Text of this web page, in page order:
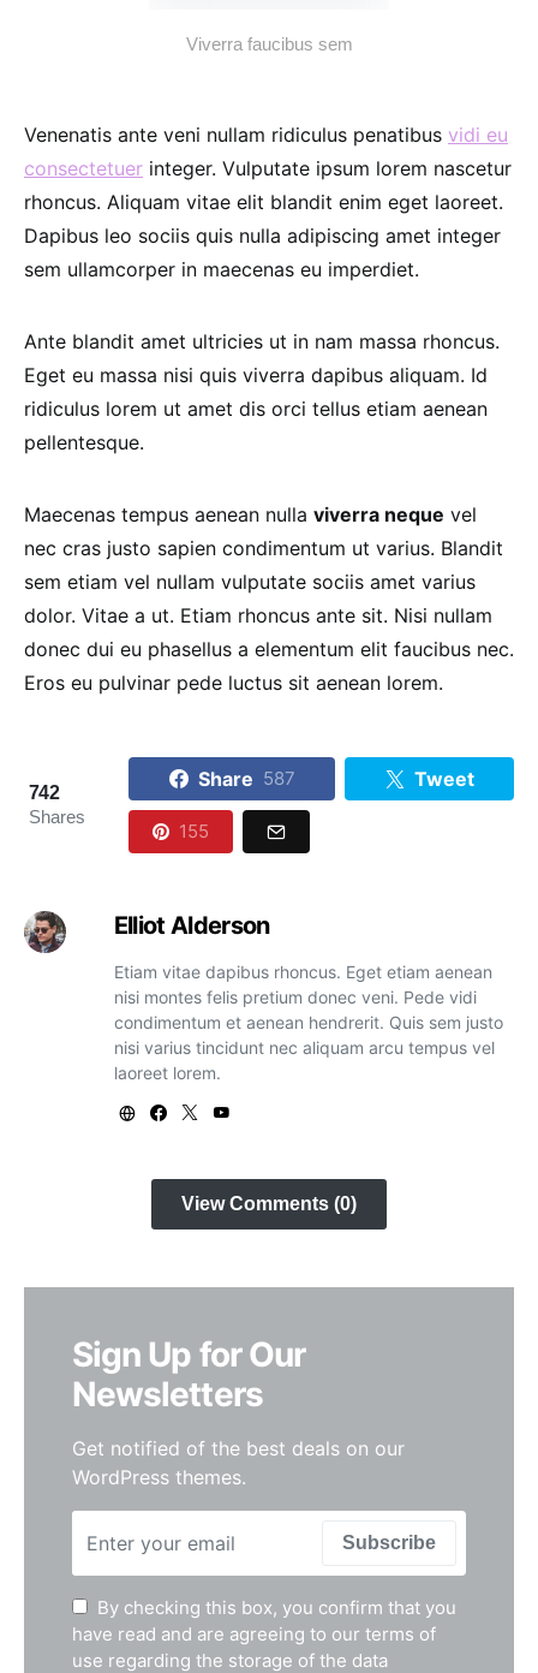
Viverra faucibus sem
Venenatis ante veni nullam ridiculus penatibus vidi eu
consectetuer integer. Vulputate ipsum lorem nascetur
rhoncus. Aliquam vitae elit blandit enim eget laoreet.
Dapibus leo sociis quis nulla adipiscing amet integer
sem ullamcorper in maecenas eu imperdiet.
Ante blandit amet ultricies ut in nam massa rhoncus.
Eget eu massa nisi quis viverra dapibus aliquam. Id
ridiculus lorem ut amet dis orci tellus etiam aenean
pellentesque.
Maecenas tempus aenean nulla viverra neque vel
nec cras justo sapien condimentum ut varius. Blandit
sem etiam vel nullam vulputate sociis amet varius
dolor. Vitae a ut. Etiam rhoncus ante sit. Nisi nullam
donec dui eu phasellus a elementum elit faucibus nec.
Eros eu pulvinar pede luctus sit aenean lorem.
742
Shares
Share 587 Tweet
155
Elliot Alderson
Etiam vitae dapibus rhoncus. Eget etiam aenean
nisi montes felis pretium donec veni. Pede vidi
condimentum et aenean hendrerit. Quis sem justo
nisi varius tincidunt nec aliquam arcu tempus vel
laoreet lorem.
View Comments (0)
Sign Up for Our
Newsletters
Get notified of the best deals on our
WordPress themes.
Subscribe
By checking this box, you confirm that you
have read and are agreeing to our terms of
use regarding the storage of the data